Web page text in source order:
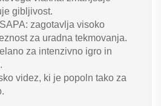
gibljivost.
zagotavlja visoko
za uradna tekmovanja.
za intenzivno igro in
videz, ki je popoln tako za